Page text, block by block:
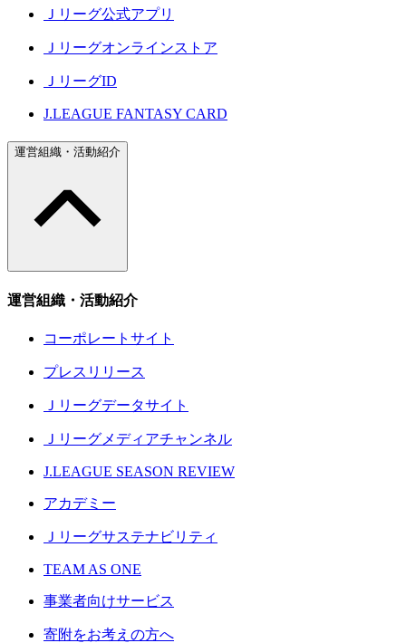
Ｊリーグ公式アプリ
Ｊリーグオンラインストア
ＪリーグID
J.LEAGUE FANTASY CARD
運営組織・活動紹介
運営組織・活動紹介
コーポレートサイト
プレスリリース
Ｊリーグデータサイト
Ｊリーグメディアチャンネル
J.LEAGUE SEASON REVIEW
アカデミー
Ｊリーグサステナビリティ
TEAM AS ONE
事業者向けサービス
寄附をお考えの方へ